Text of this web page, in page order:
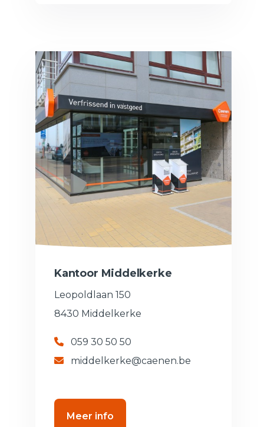
Kantoor Middelkerke
Leopoldlaan 150
8430 Middelkerke
059 30 50 50
middelkerke@caenen.be
Meer info